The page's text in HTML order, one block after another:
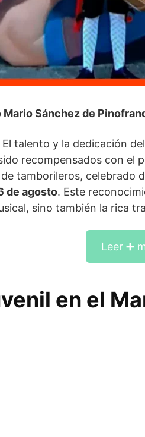
Sánchez de
El talento y la dedicación
recompensados con el
tamborileros, celebrado
de agosto. Este
sino también la rica
Leer ➕
en el